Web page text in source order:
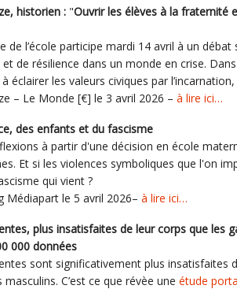
historien : "Ouvrir les élèves à la fraternité
de l’école participe mardi 14 avril à un
de résilience dans un monde en crise.
à éclairer les valeurs civiques par
– Le Monde [€] le 3 avril 2026 – à lire ici…
des enfants et du fascisme
à partir d'une décision en école
Et si les violences symboliques que l'on
qui vient ?
Médiapart le 5 avril 2026– à lire ici…
plus insatisfaites de leur corps que les
000 données
sont significativement plus insatisfaites
C’est ce que révèe une étude